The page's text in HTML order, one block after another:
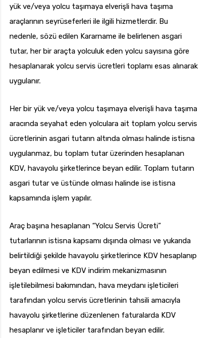
yük ve/veya yolcu taşımaya elverişli hava taşıma
araçlarının seyrüseferleri ile ilgili hizmetlerdir. Bu
nedenle, sözü edilen Kararname ile belirlenen asgari
tutar, her bir araçta yolculuk eden yolcu sayısına göre
hesaplanarak yolcu servis ücretleri toplamı esas alınarak
uygulanır.
Her bir yük ve/veya yolcu taşımaya elverişli hava taşıma
aracında seyahat eden yolculara ait toplam yolcu servis
ücretlerinin asgari tutarın altında olması halinde istisna
uygulanmaz, bu toplam tutar üzerinden hesaplanan
KDV, havayolu şirketlerince beyan edilir. Toplam tutarın
asgari tutar ve üstünde olması halinde ise istisna
kapsamında işlem yapılır.
Araç başına hesaplanan “Yolcu Servis Ücreti”
tutarlarının istisna kapsamı dışında olması ve yukarıda
belirtildiği şekilde havayolu şirketlerince KDV hesaplanıp
beyan edilmesi ve KDV indirim mekanizmasının
işletilebilmesi bakımından, hava meydanı işleticileri
tarafından yolcu servis ücretlerinin tahsili amacıyla
havayolu şirketlerine düzenlenen faturalarda KDV
hesaplanır ve işleticiler tarafından beyan edilir.